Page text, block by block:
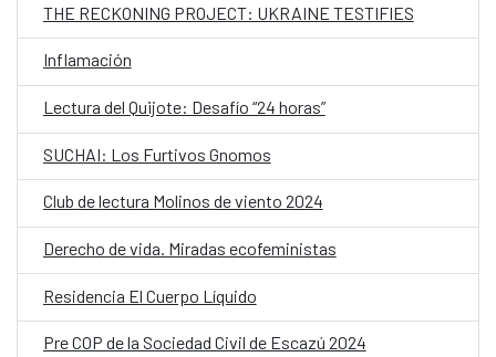
THE RECKONING PROJECT: UKRAINE TESTIFIES
Inflamación
Lectura del Quijote: Desafío “24 horas”
SUCHAI: Los Furtivos Gnomos
Club de lectura Molinos de viento 2024
Derecho de vida. Miradas ecofeministas
Residencia El Cuerpo Líquido
Pre COP de la Sociedad Civil de Escazú 2024